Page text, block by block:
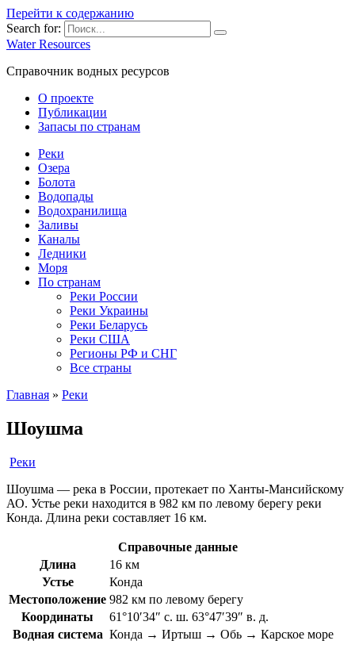
Перейти к содержанию
Search for:
Water Resources
Справочник водных ресурсов
О проекте
Публикации
Запасы по странам
Реки
Озера
Болота
Водопады
Водохранилища
Заливы
Каналы
Ледники
Моря
По странам
Реки России
Реки Украины
Реки Беларусь
Реки США
Регионы РФ и СНГ
Все страны
Главная » Реки
Шоушма
Реки
Шоушма — река в России, протекает по Ханты-Мансийскому
АО. Устье реки находится в 982 км по левому берегу реки
Конда. Длина реки составляет 16 км.
Справочные данные
Длина
16 км
Устье
Конда
Местоположение 982 км по левому берегу
Координаты
61°10′34″ с. ш. 63°47′39″ в. д.
Водная система Конда → Иртыш → Обь → Карское море